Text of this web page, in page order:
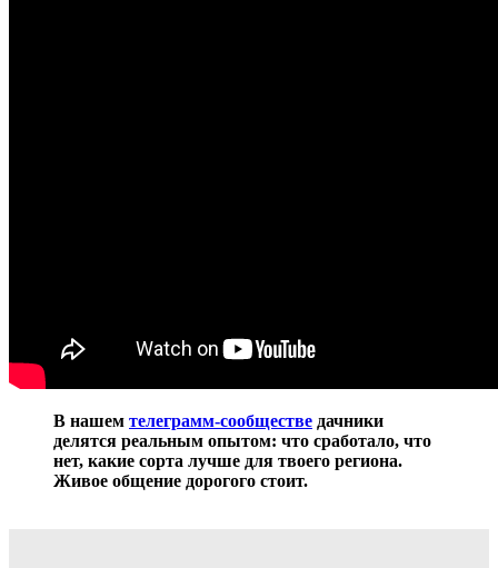
В нашем телеграмм-сообществе дачники
делятся реальным опытом: что сработало, что
нет, какие сорта лучше для твоего региона.
Живое общение дорогого стоит.